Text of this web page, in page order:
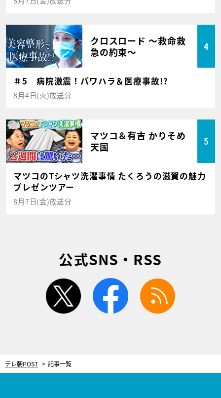
クロスロード ～救命救
急の約束～
4
＃5 病院激震！パワハラ＆医療事故!?
8月4日(火)放送分
マツコ＆有吉 かりそめ
天国
5
マツコのTシャツ洗濯事情 たくろうの滋賀の魅力
プレゼンツアー
8月7日(金)放送分
公式SNS・RSS
twitter facebook
テレ朝POST 記事一覧